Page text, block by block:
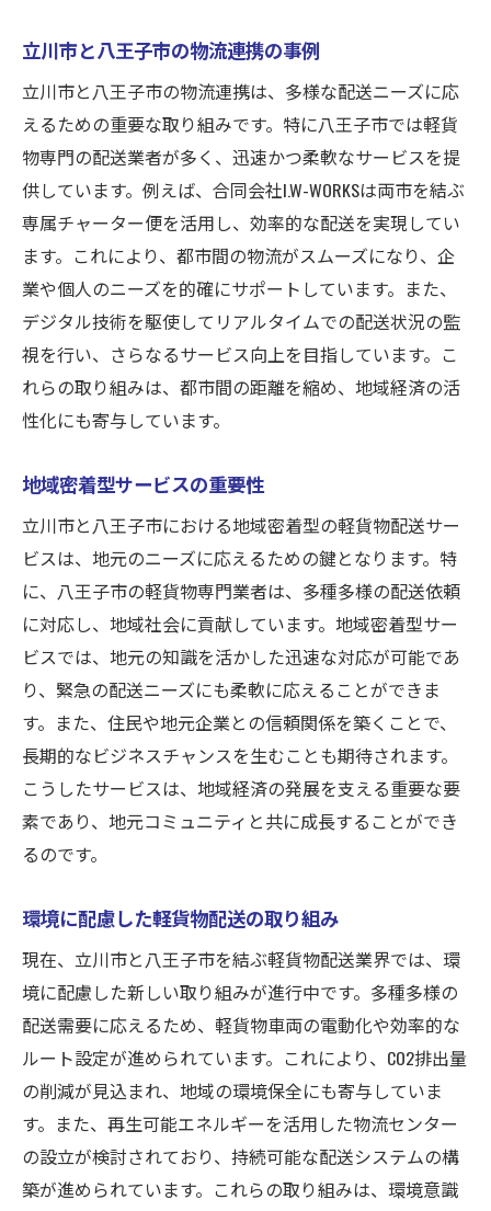
配送コスト削減への貢献
八王子市との連携で拓く立川市の軽貨物配送の
可能性
共同配送によるコスト削減策
地域間連携の成功事例
物流ネットワークの拡大と発展
地域経済における配送業の役割
新しい市場開拓のための戦略
立川市と八王子市の相互利益の創出
立川市での効率的な軽貨物配送を支える交通イ
ンフラ
インフラ整備がもたらす配送効率の向上
未来の都市計画と配送業の関係
公共交通機関との連携による効率化
物流拠点の最適化とその影響
交通インフラの改善がもたらす社会的利益
八王子市を視野に入れた立川市の柔軟な配送戦
都市間競争力を高めるための施策
柔軟な配送形態の導入とその効果
地域ニーズに基づいた配送プラン
ル
常に変化する市場に対応する柔軟性
安定した収入を目指す立川市の軽貨物配送業の
未来
持続可能なビジネスモデルの確立
配送業界におけるキャリアアップの可能性
収入安定化のための戦略的アプローチ
業界の未来を担う人材育成の重要性
立川市と八王子市の物流連携の事例
立川市と八王子市の物流連携は、多様な配送ニーズに応
えるための重要な取り組みです。特に八王子市では軽貨
物専門の配送業者が多く、迅速かつ柔軟なサービスを提
供しています。例えば、合同会社I.W-WORKSは両市を結ぶ
専属チャーター便を活用し、効率的な配送を実現してい
ます。これにより、都市間の物流がスムーズになり、企
業や個人のニーズを的確にサポートしています。また、
デジタル技術を駆使してリアルタイムでの配送状況の監
視を行い、さらなるサービス向上を目指しています。こ
れらの取り組みは、都市間の距離を縮め、地域経済の活
性化にも寄与しています。
地域密着型サービスの重要性
立川市と八王子市における地域密着型の軽貨物配送サー
ビスは、地元のニーズに応えるための鍵となります。特
に、八王子市の軽貨物専門業者は、多種多様の配送依頼
に対応し、地域社会に貢献しています。地域密着型サー
ビスでは、地元の知識を活かした迅速な対応が可能であ
り、緊急の配送ニーズにも柔軟に応えることができま
す。また、住民や地元企業との信頼関係を築くことで、
長期的なビジネスチャンスを生むことも期待されます。
こうしたサービスは、地域経済の発展を支える重要な要
素であり、地元コミュニティと共に成長することができ
るのです。
環境に配慮した軽貨物配送の取り組み
現在、立川市と八王子市を結ぶ軽貨物配送業界では、環
境に配慮した新しい取り組みが進行中です。多種多様の
配送需要に応えるため、軽貨物車両の電動化や効率的な
ルート設定が進められています。これにより、CO2排出量
の削減が見込まれ、地域の環境保全にも寄与していま
す。また、再生可能エネルギーを活用した物流センター
の設立が検討されており、持続可能な配送システムの構
築が進められています。これらの取り組みは、環境意識